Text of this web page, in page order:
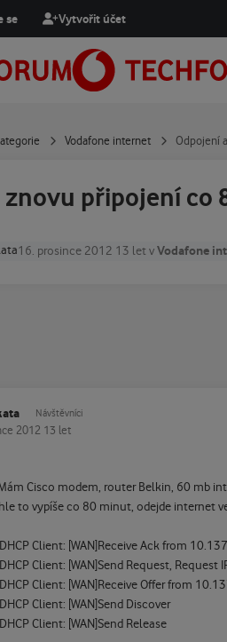
se Vytvořit účet
Vodafone internet Odpojení
znovu připojení co
16. prosince 2012 13 let vVodafone
Návštěvníci
2012 13 let
Cisco modem, router Belkin, 60 mb
to vypíše co 80 minut, odejde internet
Client: [WAN]Receive Ack from
Client: [WAN]Send Request, Request
Client: [WAN]Receive Offer from
Client: [WAN]Send Discover
Client: [WAN]Send Release